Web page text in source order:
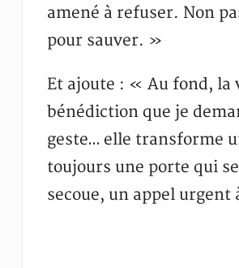
amené à refuser. Non
pour sauver. »
Et ajoute : « Au fond, la
bénédiction que je
geste… elle transforme
toujours une porte qui
secoue, un appel